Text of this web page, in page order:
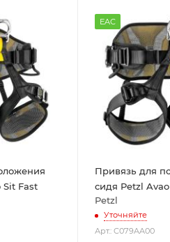
Sit Fast
EAC
Привязь для
сидя Petzl
Petzl
Уточняйте
Арт.: C079AA00